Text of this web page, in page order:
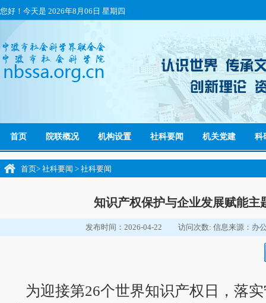
您好！今天是 2026年8月06日 星期四
首页 院联概况 机构设置 社科要闻 机关党建 科
首页> 社科要闻 > 社科要闻
知识产权保护与企业发展赋能主
发布时间：2026-04-22 访问次数: 信息来源：办
为迎接第26个世界知识产权日，落